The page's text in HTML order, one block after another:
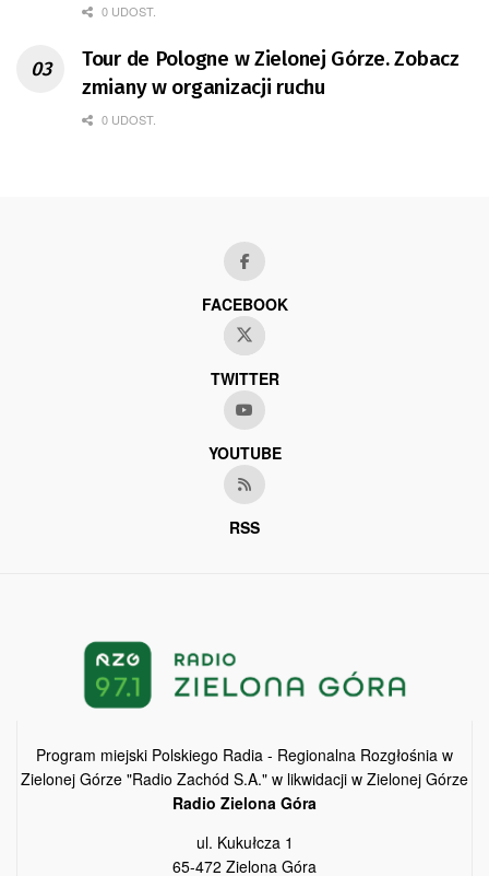
0 UDOST.
Tour de Pologne w Zielonej Górze. Zobacz
zmiany w organizacji ruchu
0 UDOST.
FACEBOOK
TWITTER
YOUTUBE
RSS
Program miejski Polskiego Radia - Regionalna Rozgłośnia w
Zielonej Górze "Radio Zachód S.A." w likwidacji w Zielonej Górze
Radio Zielona Góra
ul. Kukułcza 1
65-472 Zielona Góra